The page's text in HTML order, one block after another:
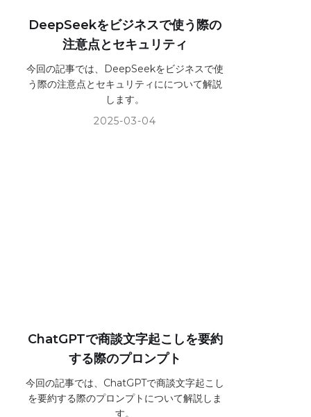
DeepSeekをビジネスで使う際の
注意点とセキュリティ
今回の記事では、DeepSeekをビジネスで使
う際の注意点とセキュリティにについて解説
します。
2025-03-04
ChatGPTで商談文字起こしを要約
する際のプロンプト
今回の記事では、ChatGPTで商談文字起こし
を要約する際のプロンプトについて解説しま
す。